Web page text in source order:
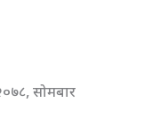
सोमबार